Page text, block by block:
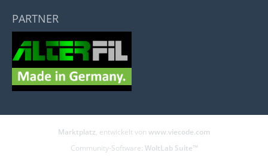
PARTNER
Marktplatz, entwickelt von www.viecode.com
Community-Software: WoltLab Suite™